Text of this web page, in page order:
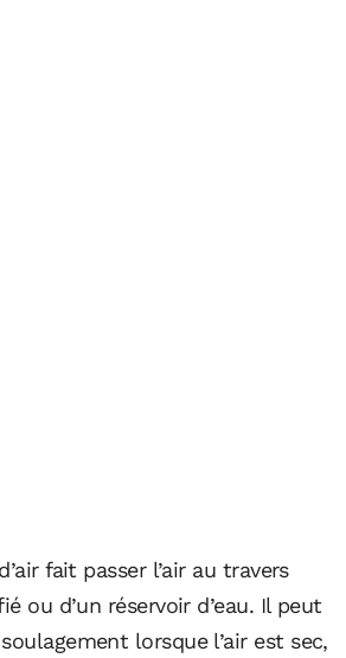
fait passer l’air au travers
ou d’un réservoir d’eau. Il peut
lorsque l’air est sec,